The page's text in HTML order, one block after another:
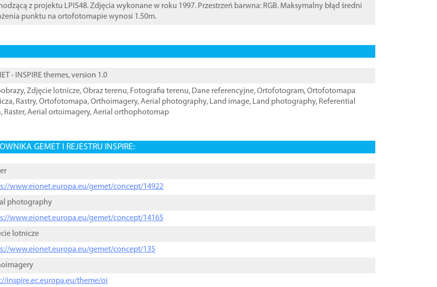
z projektu LPIS48. Zdjęcia wykonane w roku 1997. Przestrzeń barwna: RGB. Maksymalny błąd średni
punktu na ortofotomapie wynosi 1.50m.
- INSPIRE themes, version 1.0
,Zdjęcie lotnicze,Obraz terenu, Fotografia terenu, Dane referencyjne,Ortofotogram,Ortofotomapa
, Rastry,Ortofotomapa,Orthoimagery,Aerial photography, Land image, Land photography, Referential
, Raster,Aerial ortoimagery,Aerial orthophotomap
GEMET I REJESTRU INSPIRE:
www.eionet.europa.eu/gemet/concept/14922
photography
www.eionet.europa.eu/gemet/concept/14165
lotnicze
www.eionet.europa.eu/gemet/concept/135
inspire.ec.europa.eu/theme/oi